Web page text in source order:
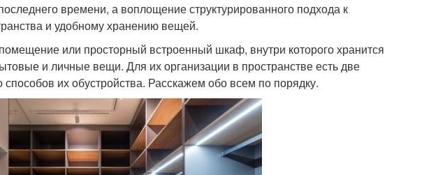
времени, а воплощение структурированного подхода к
и удобному хранению вещей.
или просторный встроенный шкаф, внутри которого хранится
и личные вещи. Для их организации в пространстве есть две
их обустройства. Расскажем обо всем по порядку.